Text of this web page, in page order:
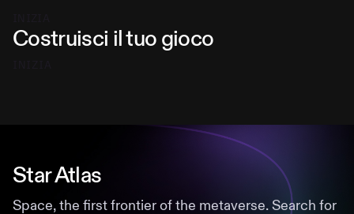
Costruisci il tuo gioco
Star Atlas
Space, the first frontier of the metaverse. Search for